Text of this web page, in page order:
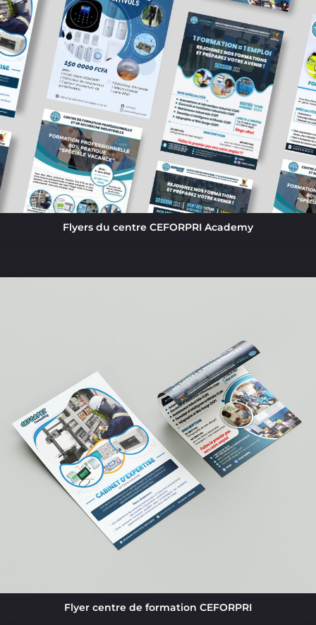
Flyers du centre CEFORPRI Academy
Flyer centre de formation CEFORPRI